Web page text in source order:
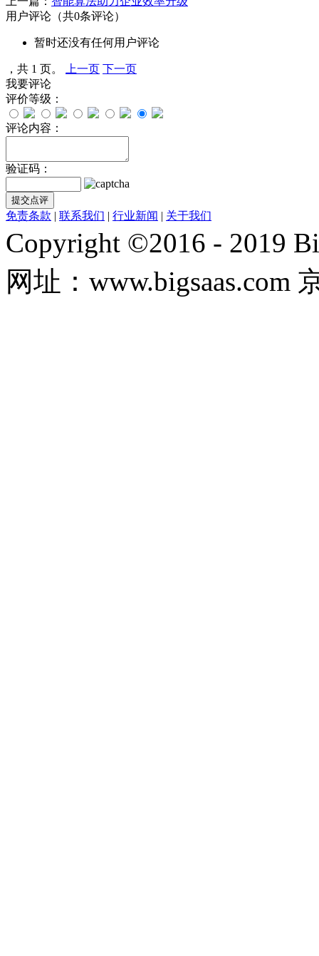
用户评论 （共0条评论）
暂时还没有任何用户评论
，共 1 页。 上一页 下一页
我要评论
评价等级：
评论内容：
验证码：
免责条款 | 联系我们 | 行业新闻 | 关于我们
Copyright ©2016 - 2019
网址：www.bigsaas.com